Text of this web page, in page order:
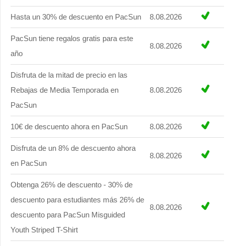
Hasta un 30% de descuento en PacSun 8.08.2026
PacSun tiene regalos gratis para este
año
8.08.2026
Disfruta de la mitad de precio en las
Rebajas de Media Temporada en
PacSun
8.08.2026
10€ de descuento ahora en PacSun 8.08.2026
Disfruta de un 8% de descuento ahora
en PacSun
8.08.2026
Obtenga 26% de descuento - 30% de
descuento para estudiantes más 26% de
descuento para PacSun Misguided
Youth Striped T-Shirt
8.08.2026